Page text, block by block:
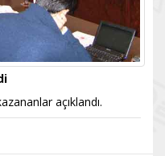
açıklandı.